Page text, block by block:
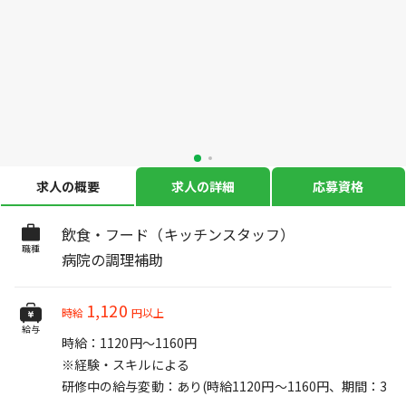
求人の概要 求人の詳細 応募資格
職種
飲食・フード（キッチンスタッフ）
病院の調理補助
給与
時給 1,120 円以上
時給：1120円～1160円
※経験・スキルによる
研修中の給与変動：あり(時給1120円～1160円、期間：3